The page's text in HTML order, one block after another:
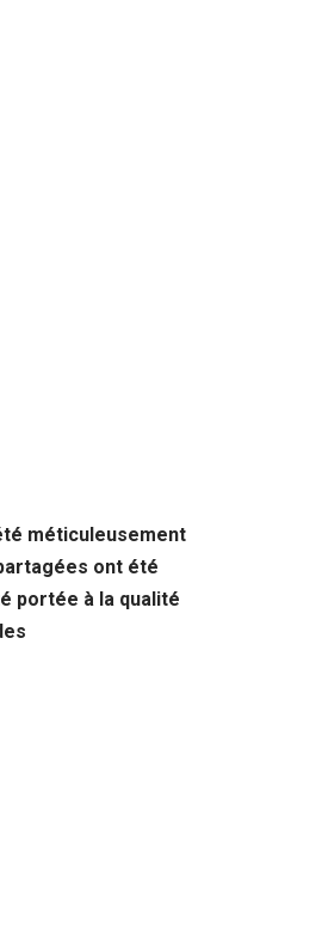
méticuleusement
ont été
portée à la qualité